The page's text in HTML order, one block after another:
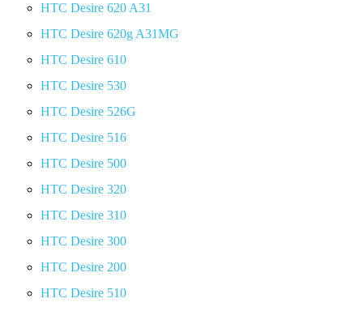
HTC Desire 620 A31
HTC Desire 620g A31MG
HTC Desire 610
HTC Desire 530
HTC Desire 526G
HTC Desire 516
HTC Desire 500
HTC Desire 320
HTC Desire 310
HTC Desire 300
HTC Desire 200
HTC Desire 510